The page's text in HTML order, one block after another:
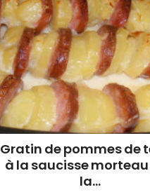
Gratin de pommes de
à la saucisse morteau
la...